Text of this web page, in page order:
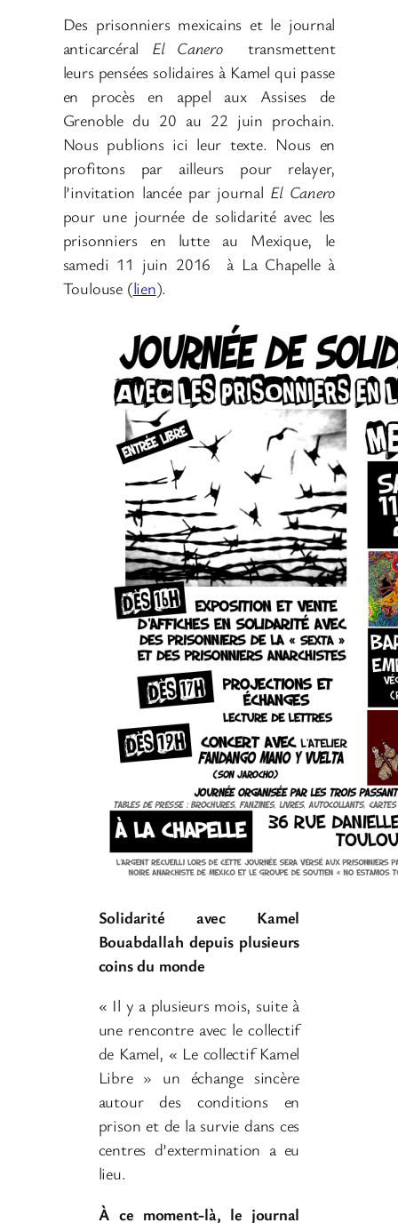
Des prisonniers mexicains et le journal
anticarcéral El Canero
transmettent
leurs pensées solidaires à Kamel qui passe
en procès en appel aux Assises de
Grenoble du 20 au 22 juin prochain.
Nous publions ici leur texte. Nous en
profitons par ailleurs pour relayer,
l’invitation lancée par journal El Canero
pour une journée de solidarité avec les
prisonniers en lutte au Mexique, le
samedi 11 juin 2016 à La Chapelle à
Toulouse (lien).
Solidarité avec Kamel
Bouabdallah depuis plusieurs
coins du monde
« Il y a plusieurs mois, suite à
une rencontre avec le collectif
de Kamel, « Le collectif Kamel
Libre » un échange sincère
autour des conditions en
prison et de la survie dans ces
centres d’extermination a eu
lieu.
À ce moment-là, le journal